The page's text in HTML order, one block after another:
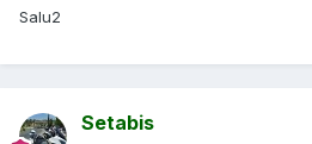
Salu2
Setabis